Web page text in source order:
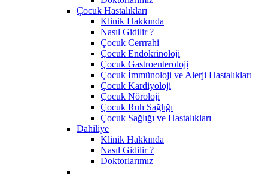
Çocuk Hastalıkları
Klinik Hakkında
Nasıl Gidilir ?
Çocuk Cerrrahi
Çocuk Endokrinoloji
Çocuk Gastroenteroloji
Çocuk İmmünoloji ve Alerji Hastalıkları
Çocuk Kardiyoloji
Çocuk Nöroloji
Çocuk Ruh Sağlığı
Çocuk Sağlığı ve Hastalıkları
Dahiliye
Klinik Hakkında
Nasıl Gidilir ?
Doktorlarımız